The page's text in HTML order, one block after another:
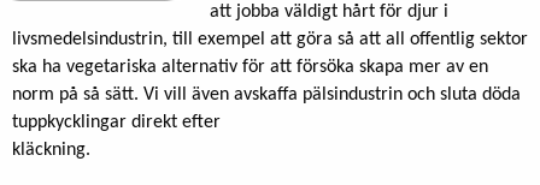
att jobba väldigt hårt för djur i
livsmedelsindustrin, till exempel att göra så att all offentlig sektor
ska ha vegetariska alternativ för att försöka skapa mer av en
norm på så sätt. Vi vill även avskaffa pälsindustrin och sluta döda
tuppkycklingar direkt efter
kläckning.